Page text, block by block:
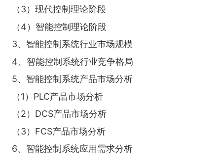
（3）现代控制理论阶段
（4）智能控制理论阶段
3、智能控制系统行业市场规模
4、智能控制系统行业竞争格局
5、智能控制系统产品市场分析
（1）PLC产品市场分析
（2）DCS产品市场分析
（3）FCS产品市场分析
6、智能控制系统应用需求分析